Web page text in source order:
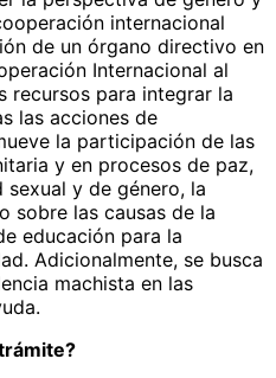
internacional
de un órgano directivo en
Internacional al
recursos para integrar la
las acciones de
la participación de las
y en procesos de paz,
y de género, la
sobre las causas de la
educación para la
Adicionalmente, se busca
machista en las